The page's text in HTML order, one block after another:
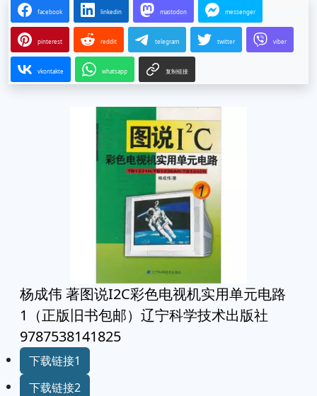
facebook linkedin mastodon messenger
pinterest reddit telegram twitter viber
vkontakte whatsapp 复制链接
杨成伟 著图说I2C彩色电视机实用单元电路
1（正版旧书包邮）辽宁科学技术出版社
9787538141825
下载链接1
下载链接2